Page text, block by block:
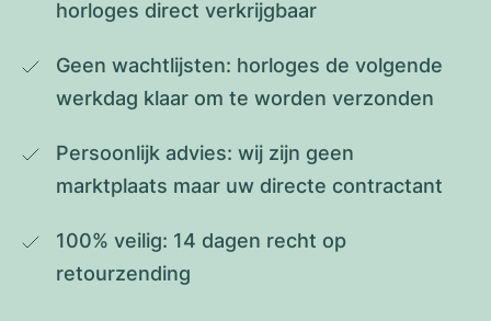
horloges direct verkrijgbaar
Geen wachtlijsten: horloges de volgende
werkdag klaar om te worden verzonden
Persoonlijk advies: wij zijn geen
marktplaats maar uw directe contractant
100% veilig: 14 dagen recht op
retourzending